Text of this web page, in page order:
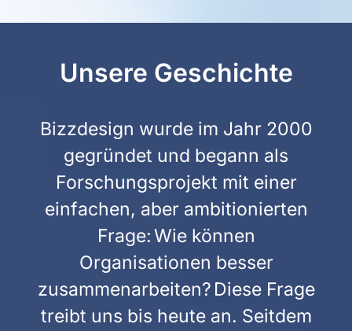
Unsere Geschichte
Bizzdesign wurde im Jahr 2000
gegründet und begann als
Forschungsprojekt mit einer
einfachen, aber ambitionierten
Frage: Wie können
Organisationen besser
zusammenarbeiten? Diese Frage
treibt uns bis heute an. Seitdem